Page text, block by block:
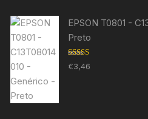
EPSON T0801 -
Preto
Avaliação
5.00 de 5
€3,46